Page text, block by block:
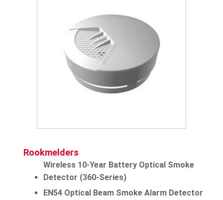
Rookmelders
Wireless 10-Year Battery Optical Smoke
Detector (360-Series)
EN54 Optical Beam Smoke Alarm Detector